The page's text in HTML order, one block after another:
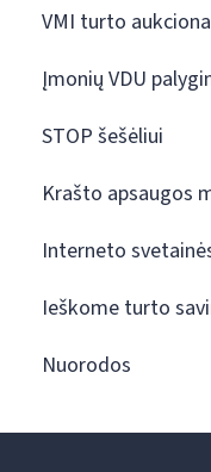
VMI turto
Įmonių VDU
STOP šešėliui
Krašto apsaugos
Interneto
Ieškome turto
Nuorodos